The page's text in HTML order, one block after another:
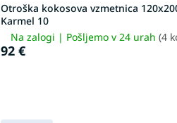
Otroška kokosova vzmetnica
Karmel 10
Na zalogi | Pošljemo v 24 urah (4
92 €